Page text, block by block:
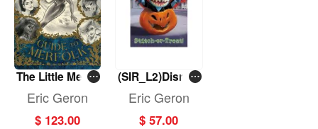
The Little Merm
aid: Guide to M
erfolk
Eric Geron
$ 123.00
(SIR_L2)Disney
Stitch: Stitch-or-
Treat!
Eric Geron
$ 57.00